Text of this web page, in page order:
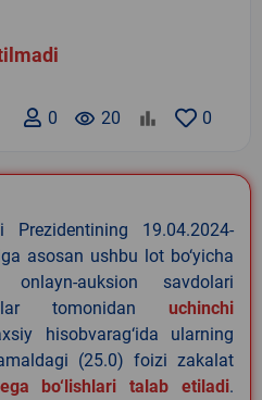
0
remove_red_eye 20
0
Prezidentining 19.04.2024-
asosan ushbu lot bo‘yicha
onlayn-auksion savdolari
tomonidan uchinchi
hisobvarag‘ida ularning
(25.0) foizi zakalat
bo‘lishlari talab etiladi.